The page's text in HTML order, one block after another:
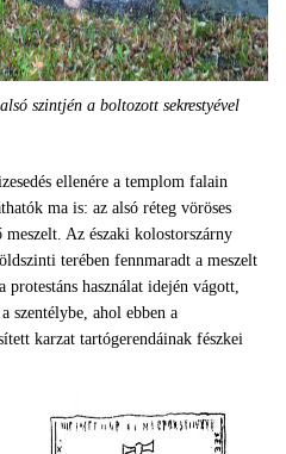
szintjén a boltozott sekrestyével
ellenére a templom falain
ma is: az alsó réteg vöröses
Az északi kolostorszárny
terében fennmaradt a meszelt
protestáns használat idején vágott,
szentélybe, ahol ebben a
karzat tartógerendáinak fészkei